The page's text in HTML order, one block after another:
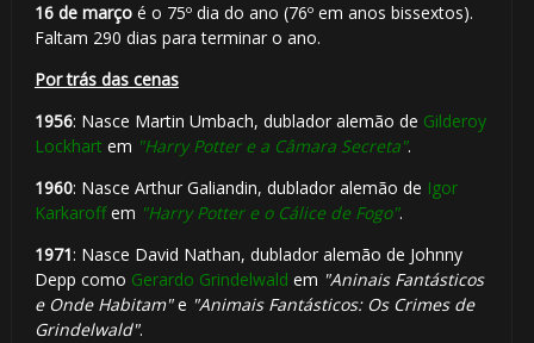
16 de marçoé o 75º dia do ano (76º em anos bissextos).
Faltam 290 dias para terminar o ano.
Por trás das cenas
1956: Nasce Martin Umbach, dublador alemão de Gilderoy
Lockhart em "Harry Potter e a Câmara Secreta".
1960: Nasce Arthur Galiandin, dublador alemão de Igor
Karkaroffem "Harry Potter e o Cálice de Fogo".
1971: Nasce David Nathan, dublador alemão de Johnny
Depp como Gerardo Grindelwald em "Aninais Fantásticos
e Onde Habitam"e "Animais Fantásticos: Os Crimes de
Grindelwald".